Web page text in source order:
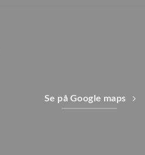
Se på Google maps